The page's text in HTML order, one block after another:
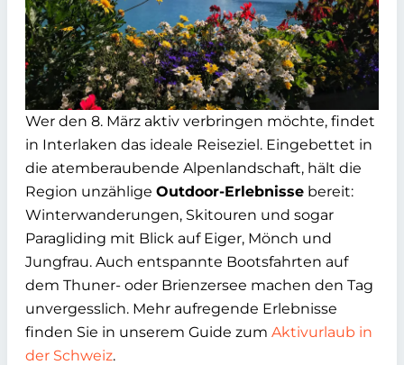
Wer den 8. März aktiv verbringen möchte, findet
in Interlaken das ideale Reiseziel. Eingebettet in
die atemberaubende Alpenlandschaft, hält die
Region unzählige Outdoor-Erlebnisse bereit:
Winterwanderungen, Skitouren und sogar
Paragliding mit Blick auf Eiger, Mönch und
Jungfrau. Auch entspannte Bootsfahrten auf
dem Thuner- oder Brienzersee machen den Tag
unvergesslich. Mehr aufregende Erlebnisse
finden Sie in unserem Guide zum Aktivurlaub in
der Schweiz.